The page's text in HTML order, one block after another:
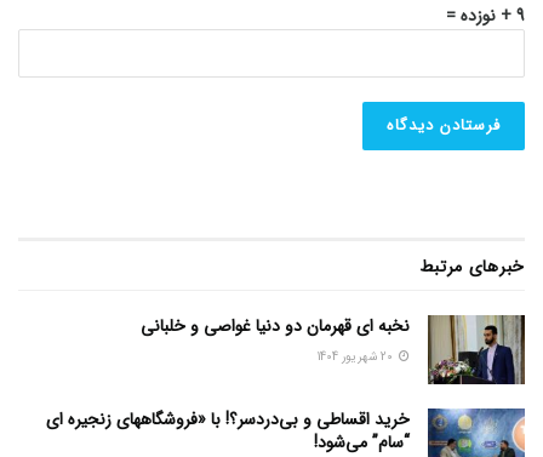
9 + نوزده =
خبرهای مرتبط
نخبه ای قهرمان دو دنیا غواصی و خلبانی
خرید اقساطی و بی‌دردسر؟! با «فروشگاههای زنجیره ای
“سام” می‌شود!